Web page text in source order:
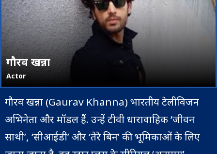
गौरव खन्ना
Actor
गौरव खन्ना (Gaurav Khanna) भारतीय टेलीविजन
अभिनेता और मॉडल हैं. उन्हें टीवी धारावाहिक ‘जीवन
साथी’, ‘सीआईडी’ और ‘तेरे बिन’ की भूमिकाओं के लिए